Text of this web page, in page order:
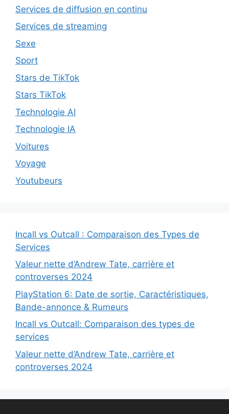
Services de diffusion en continu
Services de streaming
Sexe
Sport
Stars de TikTok
Stars TikTok
Technologie AI
Technologie IA
Voitures
Voyage
Youtubeurs
Incall vs Outcall : Comparaison des Types de
Services
Valeur nette d’Andrew Tate, carrière et
controverses 2024
PlayStation 6: Date de sortie, Caractéristiques,
Bande-annonce & Rumeurs
Incall vs Outcall: Comparaison des types de
services
Valeur nette d’Andrew Tate, carrière et
controverses 2024